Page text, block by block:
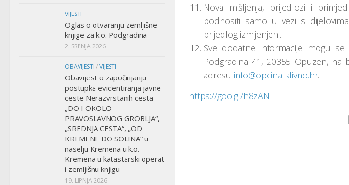
Nova mišljenja, prijedlozi i
podnositi samo u vezi s
prijedlog izmijenjeni.
Sve dodatne informacije mogu
Podgradina 41, 20355 Opuzen,
adresu info@opcina-slivno.hr.
https://goo.gl/h8zANj
VIJESTI
Oglas o otvaranju zemljišne
knjige za k.o. Podgradina
2. SRPNJA 2026
OBAVIJESTI /VIJESTI
Obavijest o započinjanju
postupka evidentiranja javne
ceste Nerazvrstanih cesta
„DO I OKOLO
PRAVOSLAVNOG GROBLJA“,
„SREDNJA CESTA“, „OD
KREMENE DO SOLINA“ u
naselju Kremena u k.o.
Kremena u katastarski operat
i zemljišnu knjigu
19. LIPNJA 2026